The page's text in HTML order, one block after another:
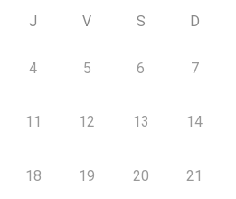
J V S D
4 5 6 7
11 12 13 14
18 19 20 21